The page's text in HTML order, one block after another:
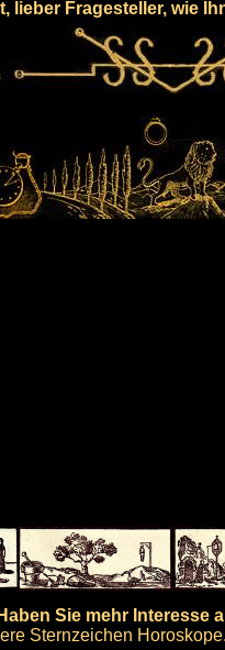
lieber Fragesteller, wie
Haben Sie mehr Interesse
Sternzeichen